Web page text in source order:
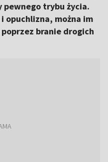
trybu życia.
opuchlizna, można im
branie drogich